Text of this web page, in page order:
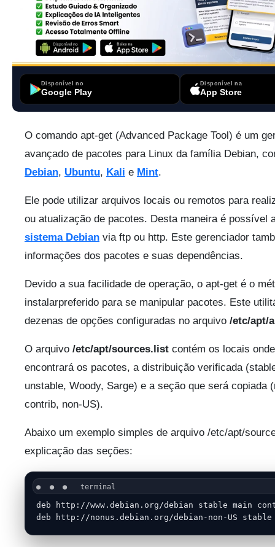
Disponível no
Google Play
Disponível na
App Store
O comando apt-get (Advanced Package Tool) é um
avançado de pacotes para Linux da família Debian,
Debian, Ubuntu, Kali e Mint.
Ele pode utilizar arquivos locais ou remotos para
ou atualização de pacotes. Desta maneira é possível
sistema Debian via ftp ou http. Este gerenciador
informações dos pacotes e suas dependências.
Devido a sua facilidade de operação, o apt-get é o
instalarpreferido para se manipular pacotes. Este
dezenas de opções configuradas no arquivo /etc/apt/
O arquivo /etc/apt/sources.list contém os locais
encontrará os pacotes, a distribuição verificada
unstable, Woody, Sarge) e a seção que será copiada
contrib, non-US).
Abaixo um exemplo simples de arquivo /etc/apt/
explicação das seções:
deb http://www.debian.org/debian stable main
deb http://nonus.debian.org/debian-non-US stable